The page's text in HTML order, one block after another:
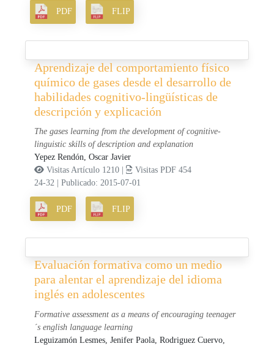
PDF FLIP
Aprendizaje del comportamiento físico
químico de gases desde el desarrollo de
habilidades cognitivo-lingüísticas de
descripción y explicación
The gases learning from the development of cognitive-
linguistic skills of description and explanation
Yepez Rendón, Oscar Javier
Visitas Artículo 1210 |
Visitas PDF 454
24-32
|Publicado: 2015-07-01
PDF FLIP
Evaluación formativa como un medio
para alentar el aprendizaje del idioma
inglés en adolescentes
Formative assessment as a means of encouraging teenager
´s english language learning
Leguizamón Lesmes, Jenifer Paola,Rodriguez Cuervo,